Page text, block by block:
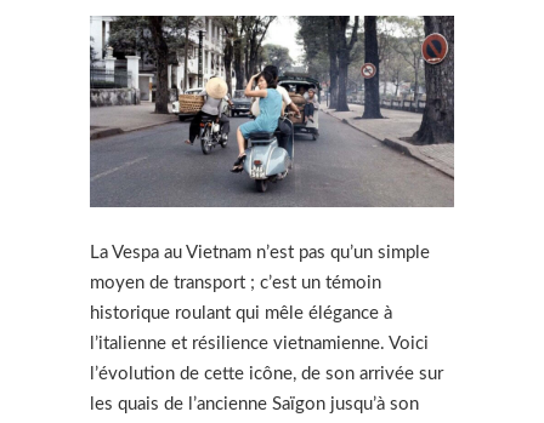
La Vespa au Vietnam n’est pas qu’un simple
moyen de transport ; c’est un témoin
historique roulant qui mêle élégance à
l’italienne et résilience vietnamienne. Voici
l’évolution de cette icône, de son arrivée sur
les quais de l’ancienne Saïgon jusqu’à son